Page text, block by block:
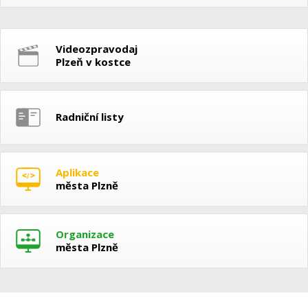
Videozpravodaj
Plzeň v kostce
Radniční listy
Aplikace
města Plzně
Organizace
města Plzně